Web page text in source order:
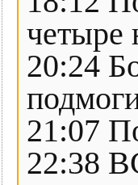
четыре
20:24
21:07
22:38